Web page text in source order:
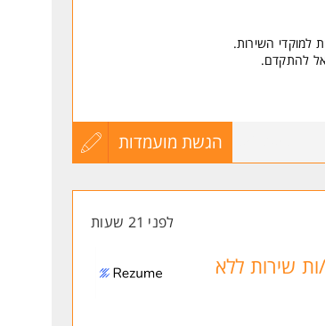
למוקדי השירות.
להתקדם.
הגשת מועמדות
עדכון
לפני 21 שעות
/ות שירות ללא